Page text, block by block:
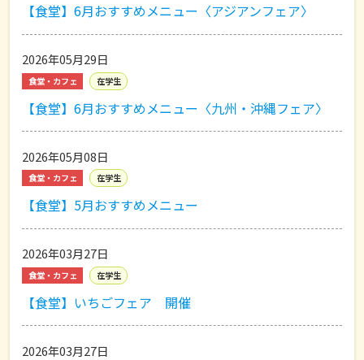
【食堂】6月おすすめメニュー〈アジアンフェア〉
2026年05月29日
食堂・カフェ 在学生
【食堂】6月おすすめメニュー〈九州・沖縄フェア〉
2026年05月08日
食堂・カフェ 在学生
【食堂】5月おすすめメニュー
2026年03月27日
食堂・カフェ 在学生
【食堂】いちごフェア 開催
2026年03月27日